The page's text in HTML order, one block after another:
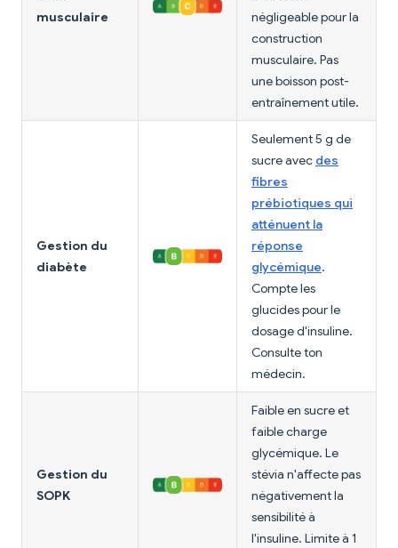
musculaire
négligeable pour la
construction
musculaire. Pas
une boisson post-
entraînement utile.
Gestion du
diabète
Seulement 5 g de
sucre avec des
fibres
prébiotiques qui
atténuent la
réponse
glycémique.
Compte les
glucides pour le
dosage d'insuline.
Consulte ton
médecin.
Gestion du
SOPK
Faible en sucre et
faible charge
glycémique. Le
stévia n'affecte pas
négativement la
sensibilité à
l'insuline. Limite à 1